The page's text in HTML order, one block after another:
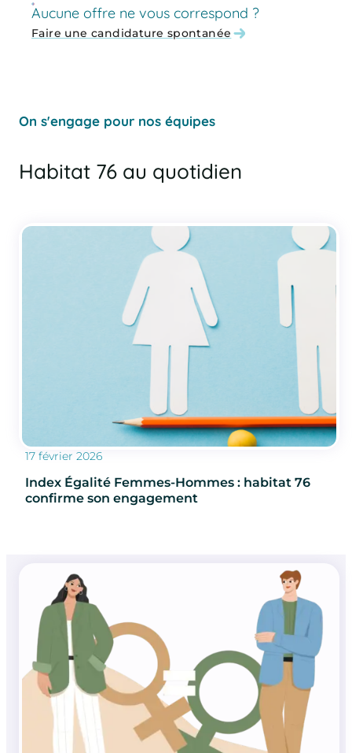
Aucune offre ne vous correspond ?
Faire une candidature spontanée
Habitat 76 au quotidien
On s'engage pour nos équipes
17 février 2026
Index Égalité Femmes-Hommes : habitat 76
confirme son engagement